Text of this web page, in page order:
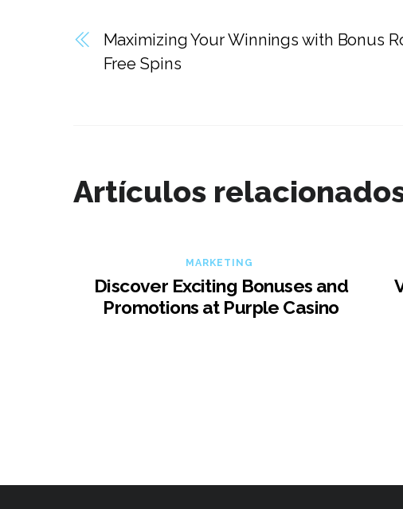
Maximizing Your Winnings with Bonus
Free Spins
Artículos
MARKETING
Discover Exciting Bonuses and
Promotions at Purple Casino